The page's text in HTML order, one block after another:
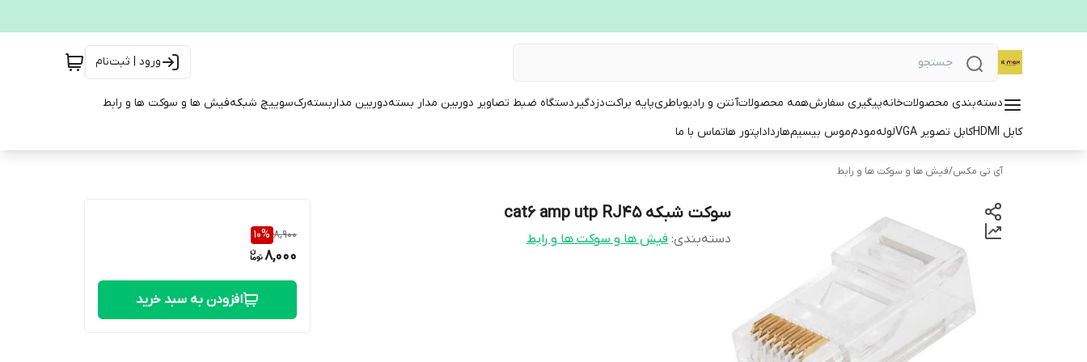
ورود | ثبت‌نام
دسته‌بندی محصولاتخانهپیگیری سفارشهمه محصولاتآنتن و رادیوباطریپایه براکتدزدگیردستگاه ضبط تصاویر دوربین مدار بستهدوربین مداربستهرکسوییچ شبکهفیش ها و سوکت ها و رابط
کابل HDMI
کابل تصویر VGA لولهمودمموس بیسیمهارداداپتور هاتماس با ما
آی تی مکس/فیش ها و سوکت ها و رابط
سوکت شبکه cat6 amp utp RJ45
دسته‌بندی: فیش ها و سوکت ها و رابط 8,900
10%
8,000
افزودن به سبد خرید